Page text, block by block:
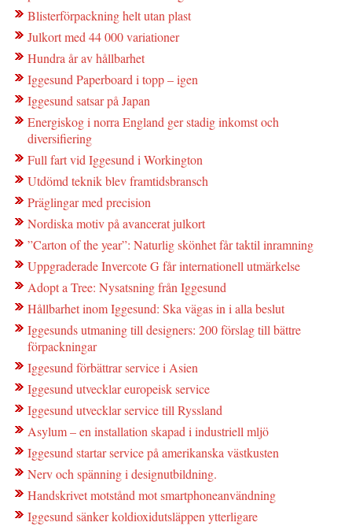
Blisterförpackning helt utan plast
Julkort med 44 000 variationer
Hundra år av hållbarhet
Iggesund Paperboard i topp – igen
Iggesund satsar på Japan
Energiskog i norra England ger stadig inkomst och
diversifiering
Full fart vid Iggesund i Workington
Utdömd teknik blev framtidsbransch
Präglingar med precision
Nordiska motiv på avancerat julkort
”Carton of the year”: Naturlig skönhet får taktil inramning
Uppgraderade Invercote G får internationell utmärkelse
Adopt a Tree: Nysatsning från Iggesund
Hållbarhet inom Iggesund: Ska vägas in i alla beslut
Iggesunds utmaning till designers: 200 förslag till bättre
förpackningar
Iggesund förbättrar service i Asien
Iggesund utvecklar europeisk service
Iggesund utvecklar service till Ryssland
Asylum – en installation skapad i industriell mljö
Iggesund startar service på amerikanska västkusten
Nerv och spänning i designutbildning.
Handskrivet motstånd mot smartphoneanvändning
Iggesund sänker koldioxidutsläppen ytterligare